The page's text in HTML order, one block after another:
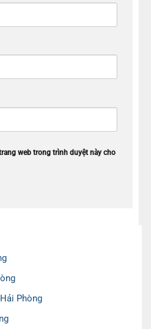
web trong trình duyệt này cho
Phòng